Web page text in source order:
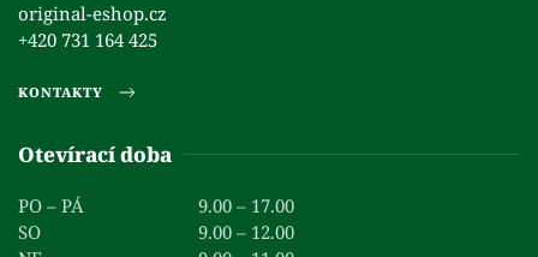
original-eshop.cz
+420 731 164 425
KONTAKTY
Otevírací doba
PO – PÁ
9.00 – 17.00
SO
9.00 – 12.00